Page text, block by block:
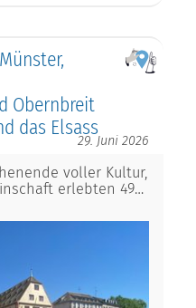
Obernbreit
das Elsass
29. Juni 2026
voller Kultur,
erlebten 49…